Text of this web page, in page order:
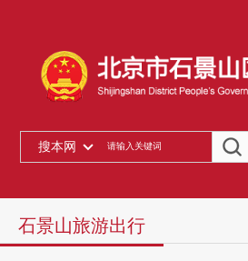
搜本网
石景山旅游出行